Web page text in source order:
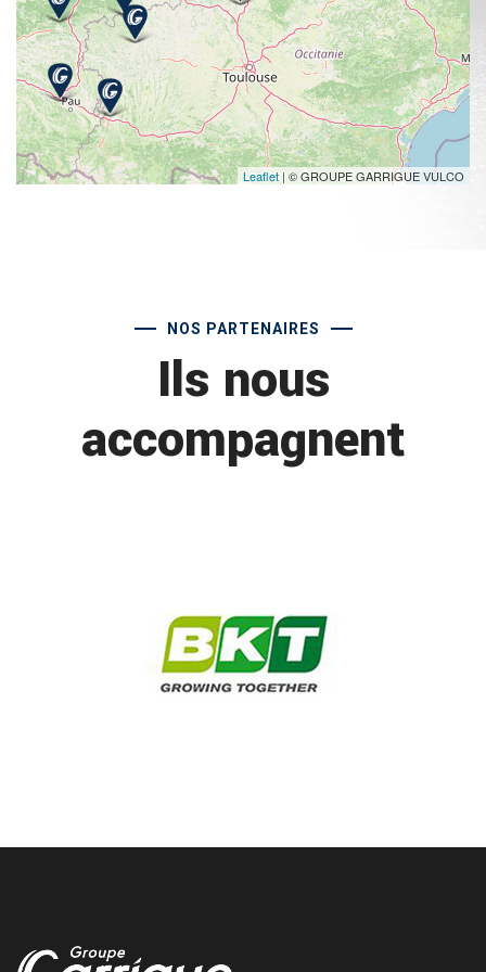
Leaflet | © GROUPE GARRIGUE VULCO
NOS PARTENAIRES
Ils nous
accompagnent